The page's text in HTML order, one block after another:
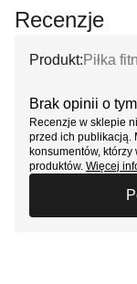
Recenzje
Produkt: Piłka
Brak opinii o
Recenzje w sklepie
przed ich publikacją.
konsumentów,
produktów. Więcej